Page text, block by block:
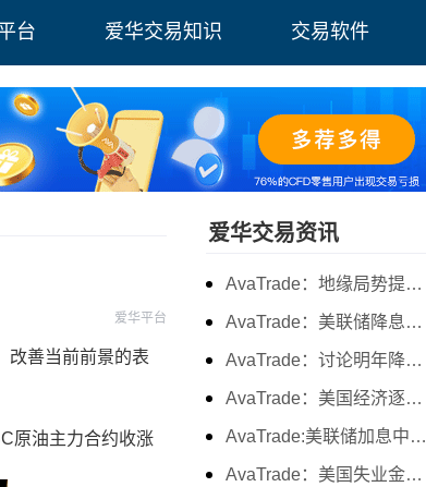
台 爱华交易知识 交易软件
爱华平台
善当前前景的表
原油主力合约收涨
爱华交易资讯
AvaTrade：地缘局势提供避险支撑，现货黄金持续看涨
AvaTrade：美联储降息叠加美元走软，黄金维持震荡
AvaTrade：讨论明年降息可能性，鲍威尔言论影响黄金
AvaTrade：美国经济逐步放缓，现货黄金上涨
AvaTrade:美联储加息中，黄金强势拉升震荡
AvaTrade：美国失业金人数的表现，现货黄金持续高位震荡